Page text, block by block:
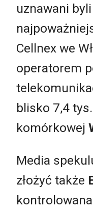
uznawani
Cellnex we
operatorem
blisko 7,4
komórkowej
Media
złożyć także